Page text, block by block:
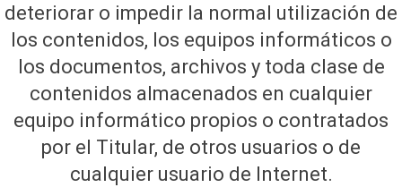
deteriorar o impedir la normal utilización de
los contenidos, los equipos informáticos o
los documentos, archivos y toda clase de
contenidos almacenados en cualquier
equipo informático propios o contratados
por el Titular, de otros usuarios o de
cualquier usuario de Internet.